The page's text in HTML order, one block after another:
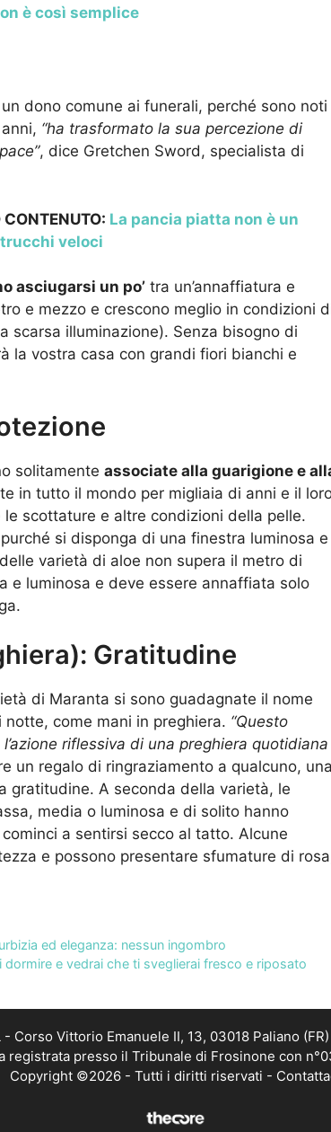
è così semplice
dono comune ai funerali, perché sono noti
“ha trasformato la sua percezione di
, dice Gretchen Sword, specialista di
CONTENUTO: La pancia piatta non è un
veloci
asciugarsi un po’ tra un’annaffiatura e
e mezzo e crescono meglio in condizioni
scarsa illuminazione). Senza bisogno di
la vostra casa con grandi fiori bianchi e
solitamente associate alla guarigione e
in tutto il mondo per migliaia di anni e il
scottature e altre condizioni della pelle.
si disponga di una finestra luminosa e
varietà di aloe non supera il metro di
e luminosa e deve essere annaffiata solo
Gratitudine
di Maranta si sono guadagnate il nome
come mani in preghiera. “Questo
riflessiva di una preghiera quotidiana
un regalo di ringraziamento a qualcuno, una
gratitudine. A seconda della varietà, le
media o luminosa e di solito hanno
a sentirsi secco al tatto. Alcune
e possono presentare sfumature di
ed eleganza: nessun ingombro
e vedrai che ti sveglierai fresco e riposato
Corso Vittorio Emanuele II, 13, 03018 Paliano
registrata presso il Tribunale di Frosinone con
Copyright ©2026 - Tutti i diritti riservati -